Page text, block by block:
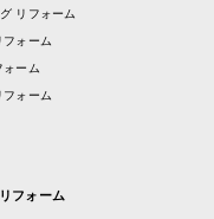
リフォーム
ォーム
ォーム
ォーム
フォーム